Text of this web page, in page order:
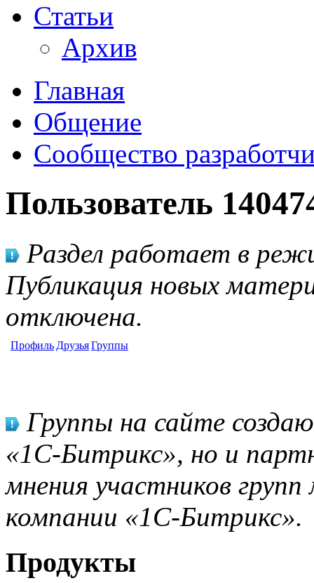
Статьи
Архив
Главная
Общение
Сообщество
Пользователь
Раздел работает в
Публикация новых
отключена.
Профиль ДрузьяГруппы
Группы на сайте
«1С-Битрикс», но и
мнения участников
компании «1С-Битрикс».
Продукты